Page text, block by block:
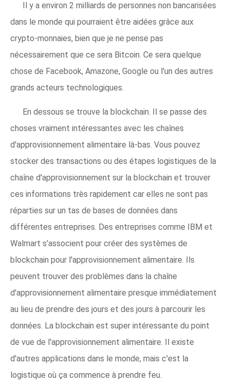
Il y a environ 2 milliards de personnes non bancarisées
dans le monde qui pourraient être aidées grâce aux
crypto-monnaies, bien que je ne pense pas
nécessairement que ce sera Bitcoin. Ce sera quelque
chose de Facebook, Amazone, Google ou l'un des autres
grands acteurs technologiques.
En dessous se trouve la blockchain. Il se passe des
choses vraiment intéressantes avec les chaînes
d'approvisionnement alimentaire là-bas. Vous pouvez
stocker des transactions ou des étapes logistiques de la
chaîne d'approvisionnement sur la blockchain et trouver
ces informations très rapidement car elles ne sont pas
réparties sur un tas de bases de données dans
différentes entreprises. Des entreprises comme IBM et
Walmart s'associent pour créer des systèmes de
blockchain pour l'approvisionnement alimentaire. Ils
peuvent trouver des problèmes dans la chaîne
d'approvisionnement alimentaire presque immédiatement
au lieu de prendre des jours et des jours à parcourir les
données. La blockchain est super intéressante du point
de vue de l'approvisionnement alimentaire. Il existe
d'autres applications dans le monde, mais c'est la
logistique où ça commence à prendre feu.